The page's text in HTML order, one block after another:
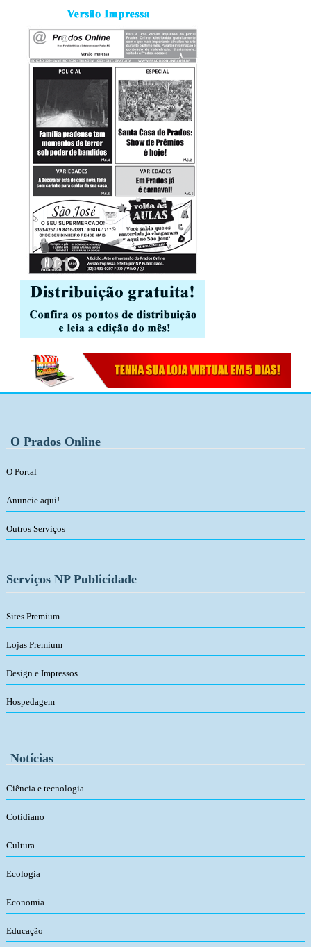
O Prados Online
O Portal
Anuncie aqui!
Outros Serviços
Serviços NP Publicidade
Sites Premium
Lojas Premium
Design e Impressos
Hospedagem
Notícias
Ciência e tecnologia
Cotidiano
Cultura
Ecologia
Economia
Educação